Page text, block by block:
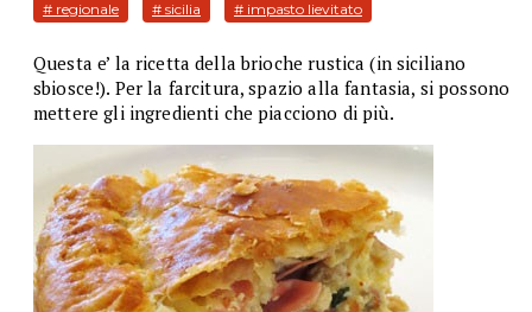
# regionale # sicilia # impasto lievitato
Questa e’ la ricetta della brioche rustica (in siciliano
sbiosce!). Per la farcitura, spazio alla fantasia, si possono
mettere gli ingredienti che piacciono di più.